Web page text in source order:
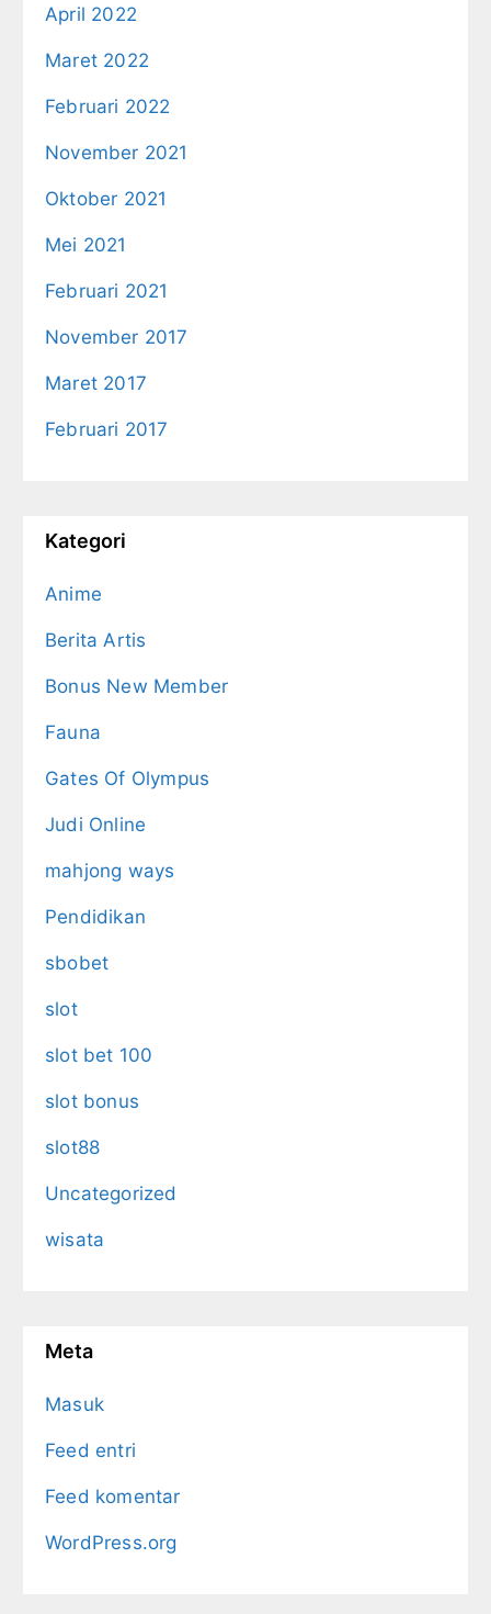
April 2022
Maret 2022
Februari 2022
November 2021
Oktober 2021
Mei 2021
Februari 2021
November 2017
Maret 2017
Februari 2017
Kategori
Anime
Berita Artis
Bonus New Member
Fauna
Gates Of Olympus
Judi Online
mahjong ways
Pendidikan
sbobet
slot
slot bet 100
slot bonus
slot88
Uncategorized
wisata
Meta
Masuk
Feed entri
Feed komentar
WordPress.org